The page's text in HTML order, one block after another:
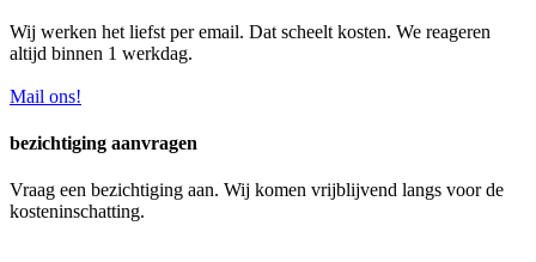
Wij werken het liefst per email. Dat scheelt kosten. We reageren
altijd binnen 1 werkdag.
Mail ons!
bezichtiging aanvragen
Vraag een bezichtiging aan. Wij komen vrijblijvend langs voor de
kosteninschatting.